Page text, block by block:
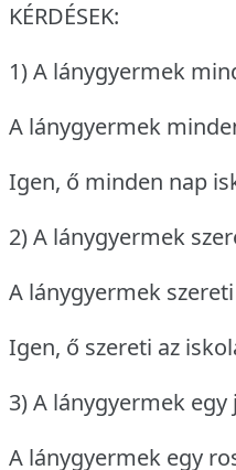
KÉRDÉSEK:
1) A lánygyermek
A lánygyermek
Igen, ő minden nap
2) A lánygyermek
A lánygyermek
Igen, ő szereti az
3) A lánygyermek egy
A lánygyermek egy